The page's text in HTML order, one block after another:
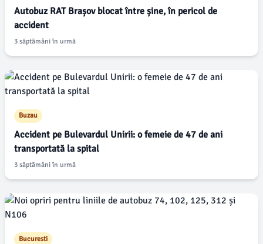
Autobuz RAT Brașov blocat între șine, în pericol de
accident
3 săptămâni în urmă
Buzau
Accident pe Bulevardul Unirii: o femeie de 47 de ani
transportată la spital
3 săptămâni în urmă
Bucuresti